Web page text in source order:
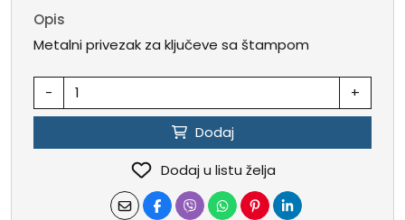
Opis
Metalni privezak za ključeve sa štampom
- +
Dodaj
Dodaj u listu želja